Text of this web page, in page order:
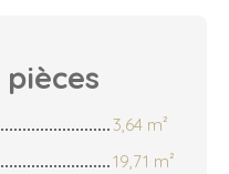
pièces
3,64 m²
19,71 m²